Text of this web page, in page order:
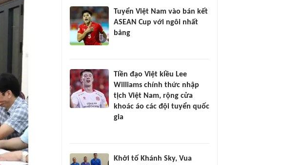
Tuyển Việt Nam vào bán kết
ASEAN Cup với ngôi nhất
bảng
Tiền đạo Việt kiều Lee
Williams chính thức nhập
tịch Việt Nam, rộng cửa
khoác áo các đội tuyển quốc
gia
Khởi tố Khánh Sky, Vua